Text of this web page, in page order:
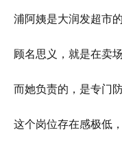
浦阿姨是大润发超市
顾名思义，就是在卖
而她负责的，是专门
这个岗位存在感极低